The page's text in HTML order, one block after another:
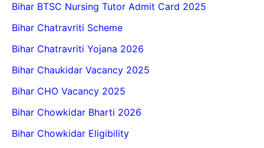
Bihar BTSC Nursing Tutor Admit Card 2025
Bihar Chatravriti Scheme
Bihar Chatravriti Yojana 2026
Bihar Chaukidar Vacancy 2025
Bihar CHO Vacancy 2025
Bihar Chowkidar Bharti 2026
Bihar Chowkidar Eligibility